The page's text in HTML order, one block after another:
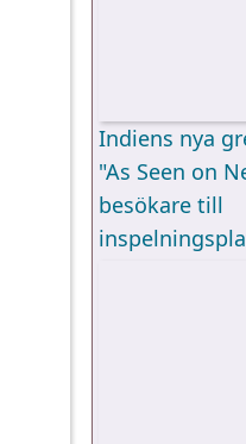
Indiens nya
"As Seen on
besökare till